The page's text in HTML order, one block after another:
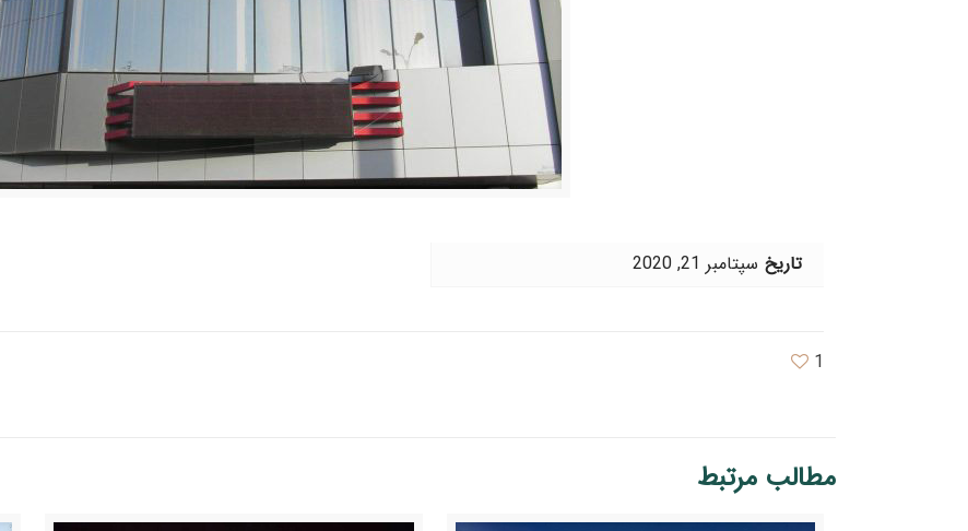
تاریخ سپتامبر 21, 2020
1
مطالب مرتبط